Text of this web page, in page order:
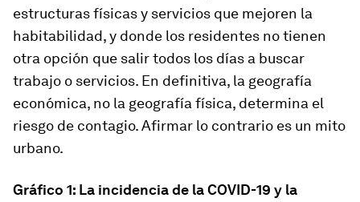
estructuras físicas y servicios que mejoren la
habitabilidad, y donde los residentes no tienen
otra opción que salir todos los días a buscar
trabajo o servicios. En definitiva, la geografía
económica, no la geografía física, determina el
riesgo de contagio. Afirmar lo contrario es un mito
urbano.
Gráfico 1: La incidencia de la COVID-19 y la